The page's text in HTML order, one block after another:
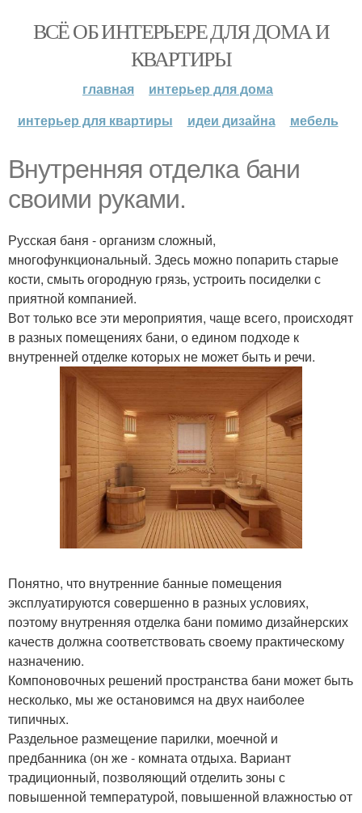
ВСЁ ОБ ИНТЕРЬЕРЕ ДЛЯ ДОМА И
КВАРТИРЫ
главная
интерьер для дома
интерьер для квартиры
идеи дизайна мебель
Внутренняя отделка бани
своими руками.
Русская баня - организм сложный,
многофункциональный. Здесь можно попарить старые
кости, смыть огородную грязь, устроить посиделки с
приятной компанией.
Вот только все эти мероприятия, чаще всего, происходят
в разных помещениях бани, о едином подходе к
внутренней отделке которых не может быть и речи.
Понятно, что внутренние банные помещения
эксплуатируются совершенно в разных условиях,
поэтому внутренняя отделка бани помимо дизайнерских
качеств должна соответствовать своему практическому
назначению.
Компоновочных решений пространства бани может быть
несколько, мы же остановимся на двух наиболее
типичных.
Раздельное размещение парилки, моечной и
предбанника (он же - комната отдыха. Вариант
традиционный, позволяющий отделить зоны с
повышенной температурой, повышенной влажностью от